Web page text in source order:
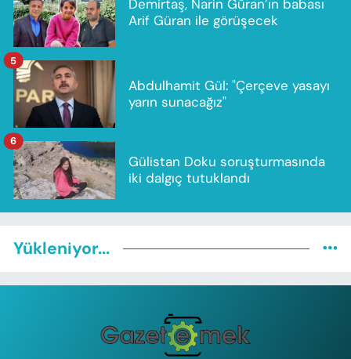
Demirtaş, Narin Güran’ın babası
Arif Güran ile görüşecek
Abdulhamit Gül: "Çerçeve yasayı
yarın sunacağız"
5
Gülistan Doku soruşturmasında
iki dalgıç tutuklandı
6
Yükleniyor...